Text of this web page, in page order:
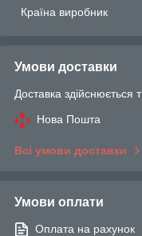
Країна виробник
Умови доставки
Доставка здійснюється
Нова Пошта
Всі умови доставки
Умови оплати
Оплата на рахунок